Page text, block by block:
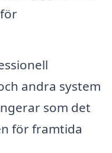
andra system
som det
för framtida